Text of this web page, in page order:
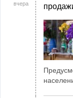
вчера